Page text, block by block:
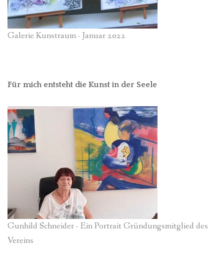
Galerie Kunstraum - Januar 2022
Für mich entsteht die Kunst in der Seele
Gunhild Schneider - Ein Portrait Gründungsmitglied des
Vereins